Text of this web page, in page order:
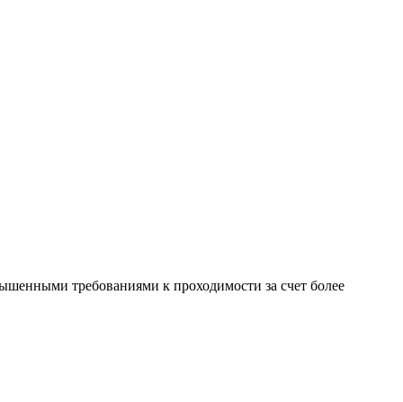
требованиями к проходимости за счет более